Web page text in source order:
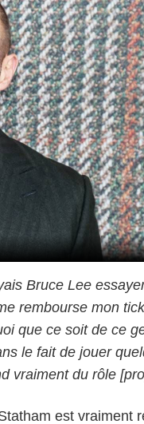
Bruce Lee
rembourse mon
que ce soit de ce
le fait de jouer
vraiment du rôle
est vraiment